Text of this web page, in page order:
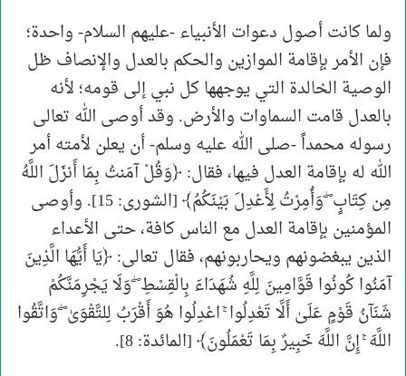
ولما كانت أصول دعوات الأنبياء -عليهم السلام- واحدة؛
فإن الأمر بإقامة الموازين والحكم بالعدل والإنصاف ظل
الوصية الخالدة التي يوجهها كل نبي إلى قومه؛ لأنه
بالعدل قامت السماوات والأرض. وقد أوصى الله تعالى
رسوله محمداً -صلى الله عليه وسلم- أن يعلن لأمته أمر
الله له بإقامة العدل فيها، فقال: ﴿وَقُلْ آمَنتُ بِمَا أَنزَلَ اللَّهُ
مِن كِتَابٍ ۖ وَأُمِرْتُ لِأَعْدِلَ بَيْنَكُمُ﴾ [الشورى: 15]. وأوصى
المؤمنين بإقامة العدل مع الناس كافة، حتى الأعداء
الذين يبغضونهم ويحاربونهم، فقال تعالى: ﴿يَا أَيُّهَا الَّذِينَ
آمَنُوا كُونُوا قَوَّامِينَ لِلَّهِ شُهَدَاءَ بِالْقِسْطِ ۖ وَلَا يَجْرِمَنَّكُمْ
شَنَآنُ قَوْمٍ عَلَىٰ أَلَّا تَعْدِلُوا ۚ اعْدِلُوا هُوَ أَقْرَبُ لِلتَّقْوَىٰ ۖ وَاتَّقُوا
اللَّهَ ۚ إِنَّ اللَّهَ خَبِيرٌ بِمَا تَعْمَلُونَ﴾ [المائدة: 8].